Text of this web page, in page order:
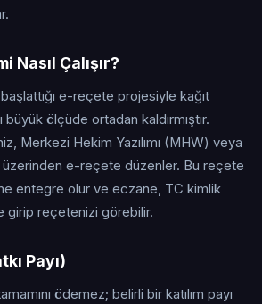
Nasıl Çalışır?
başlattığı e-reçete projesiyle kağıt
büyük ölçüde ortadan kaldırmıştır.
Merkezi Hekim Yazılımı (MHW) veya
üzerinden e-reçete düzenler. Bu reçete
entegre olur ve eczane, TC kimlik
girip reçetenizi görebilir.
Payı)
ödemez; belirli bir katılım payı